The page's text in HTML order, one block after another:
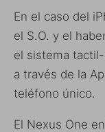
En el caso del
el S.O. y el
el sistema
a través de la
teléfono único.
El Nexus One